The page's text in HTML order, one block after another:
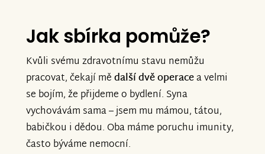
Jak sbírka pomůže?
Kvůli svému zdravotnímu stavu nemůžu
pracovat, čekají mědalší dvě operacea velmi
se bojím, že přijdeme o bydlení. Syna
vychovávám sama – jsem mu mámou, tátou,
babičkou i dědou. Oba máme poruchu imunity,
často býváme nemocní.